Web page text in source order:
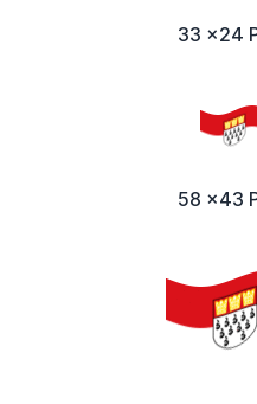
33 x24
58 x43